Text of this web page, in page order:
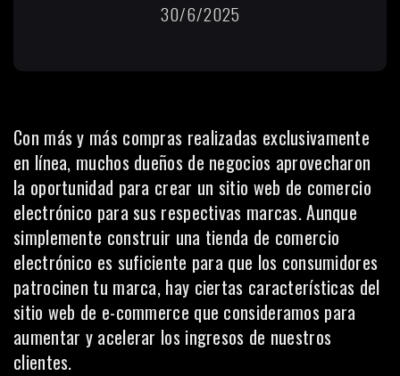
30/6/2025
Con más y más compras realizadas exclusivamente
en línea, muchos dueños de negocios aprovecharon
la oportunidad para crear un sitio web de comercio
electrónico para sus respectivas marcas. Aunque
simplemente construir una tienda de comercio
electrónico es suficiente para que los consumidores
patrocinen tu marca, hay ciertas características del
sitio web de e-commerce que consideramos para
aumentar y acelerar los ingresos de nuestros
clientes.